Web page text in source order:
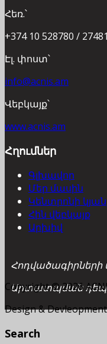
Հեռ.՝
+374 10 528780 /
Էլ. փոստ՝
info@acnis.am
Վեբկայք՝
www.acnis.am
Հղումներ
Գլխավոր
Մեր մասին
Կենտրոնի
Հին վեբկայք
Արխիվ
Հոդվածագիրների
Արտատպման
Copyright © 2026
Design &
Search